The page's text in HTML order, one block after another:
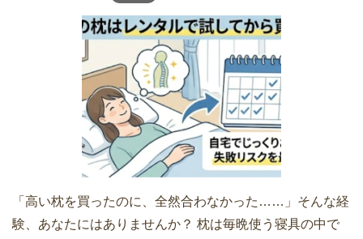
「高い枕を買ったのに、全然合わなかった……」そんな経
験、あなたにはありませんか？ 枕は毎晩使う寝具の中で